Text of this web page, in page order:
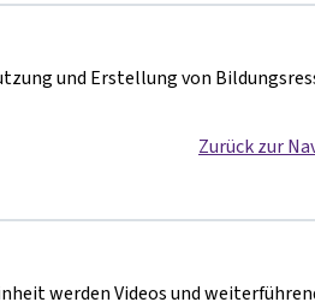
und Erstellung von
Zurück zur
werden Videos und